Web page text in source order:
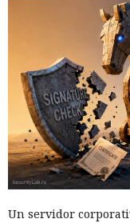
El DHS
tribunal
06:10 / 09.08.2026
Cuanto más
el debate sobre la
Un servidor